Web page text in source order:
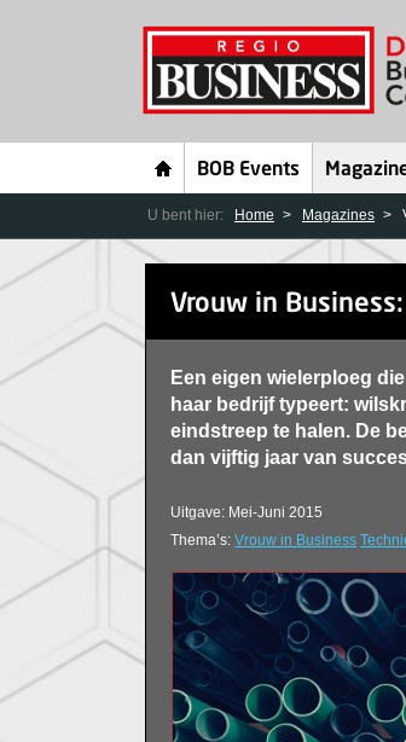
BOB Events
U bent hier: Home Magazines
Vrouw in
Een eigen wielerploeg
haar bedrijf typeert:
eindstreep te halen. De
dan vijftig jaar van
Uitgave: Mei-Juni 2015
Thema’s: Vrouw in Business